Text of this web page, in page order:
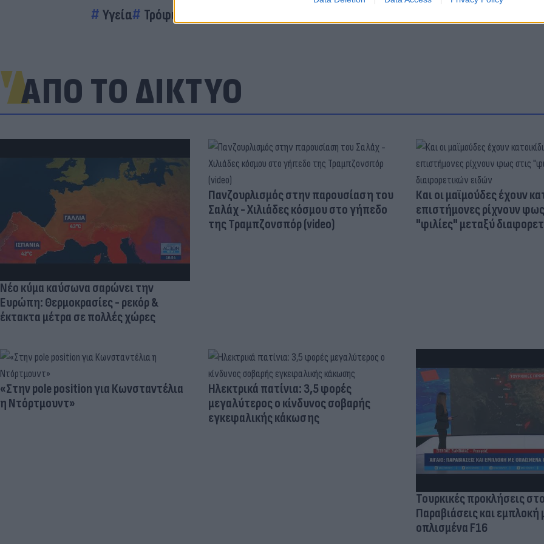
Υγεία Τρόφιμα
ΑΠΟ ΤΟ ΔΙΚΤΥΟ
Νέο κύμα καύσωνα σαρώνει την
Ευρώπη: Θερμοκρασίες - ρεκόρ &
έκτακτα μέτρα σε πολλές χώρες
Πανζουρλισμός στην παρουσίαση του
Σαλάχ - Χιλιάδες κόσμου στο γήπεδο
της Τραμπζονσπόρ (video)
Και οι μαϊμούδες έχουν
επιστήμονες ρίχνουν
"φιλίες" μεταξύ
«Στην pole position για Κωνσταντέλια
η Ντόρτμουντ»
Ηλεκτρικά πατίνια: 3,5 φορές
μεγαλύτερος ο κίνδυνος σοβαρής
εγκεφαλικής κάκωσης
Τουρκικές προκλήσεις
Παραβιάσεις και εμπλοκή
οπλισμένα F16